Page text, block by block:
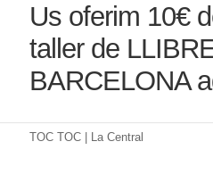
Us oferim 10€
taller de
BARCELONA
TOC TOC | La Central